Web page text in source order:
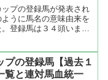
ップの登録馬が発表され
うに馬名の意味由来を
登録馬は３４頭います
注目馬はニュージーラ
サンカルロ...
プの登録馬【過去１
覧と連対馬血統一